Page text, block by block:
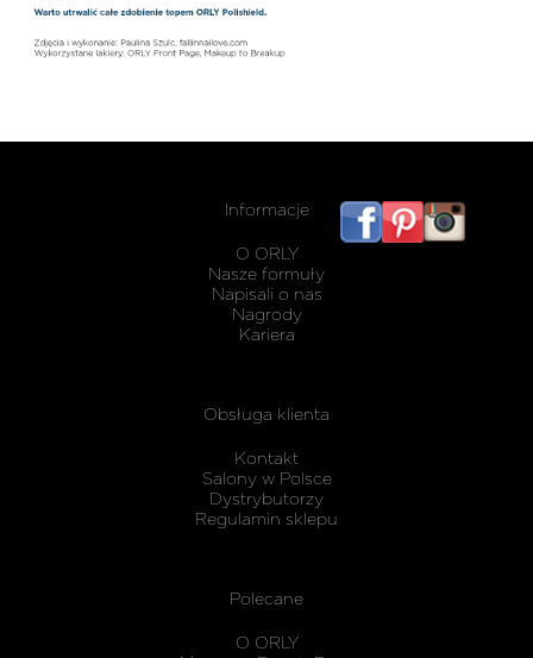
Informacje
O ORLY
Nasze formuły
Napisali o nas
Nagrody
Kariera
Obsługa klienta
Kontakt
Salony w Polsce
Dystrybutorzy
Regulamin sklepu
Polecane
O ORLY